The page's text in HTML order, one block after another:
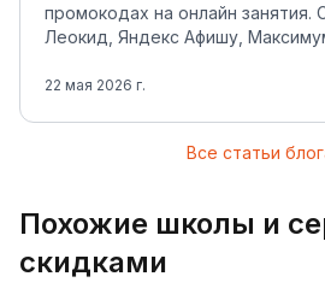
промокодах на онлайн занятия.
Леокид, Яндекс Афишу,
22 мая 2026 г.
Все статьи
Похожие школы и
скидками